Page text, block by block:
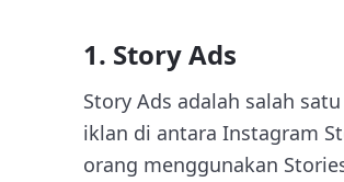
1. Story Ads
Story Ads adalah salah
iklan di antara Instagram
orang menggunakan